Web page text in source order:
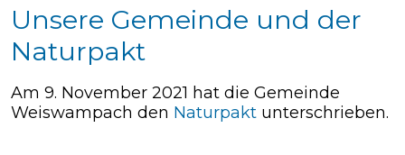
Unsere Gemeinde und der
Naturpakt
Am 9. November 2021 hat die Gemeinde
Weiswampach den Naturpakt unterschrieben.